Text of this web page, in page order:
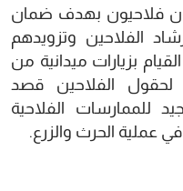
فلاحيون بهدف ضمان
الفلاحين وتزويدهم
بزيارات ميدانية من
لحقول الفلاحين قصد
للممارسات الفلاحية
في عملية الحرث والزرع.